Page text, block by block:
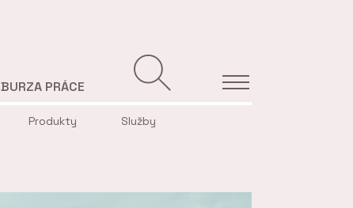
Produkty Služby
BURZA PRÁCE